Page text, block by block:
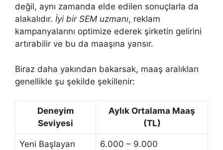
değil, aynı zamanda elde edilen sonuçlarla da
alakalıdır. İyi bir SEM uzmanı, reklam
kampanyalarını optimize ederek şirketin gelirini
artırabilir ve bu da maaşına yansır.
Biraz daha yakından bakarsak, maaş aralıkları
genellikle şu şekilde şekillenir:
Deneyim
Seviyesi
Aylık Ortalama Maaş
(TL)
Yeni Başlayan 6.000 – 9.000